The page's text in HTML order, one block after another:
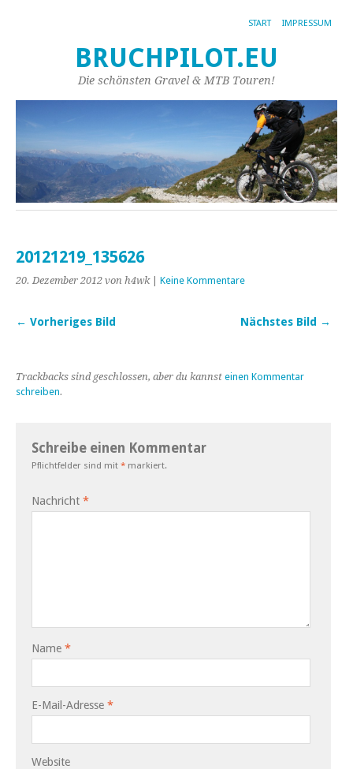
START IMPRESSUM
BRUCHPILOT.EU
Die schönsten Gravel & MTB Touren!
20121219_135626
20. Dezember 2012 von h4wk| Keine Kommentare
← Vorheriges Bild Nächstes Bild →
Trackbacks sind geschlossen, aber du kannst einen Kommentar
schreiben.
Schreibe einen Kommentar
Pflichtfelder sind mit * markiert.
Nachricht *
Name *
E-Mail-Adresse *
Website